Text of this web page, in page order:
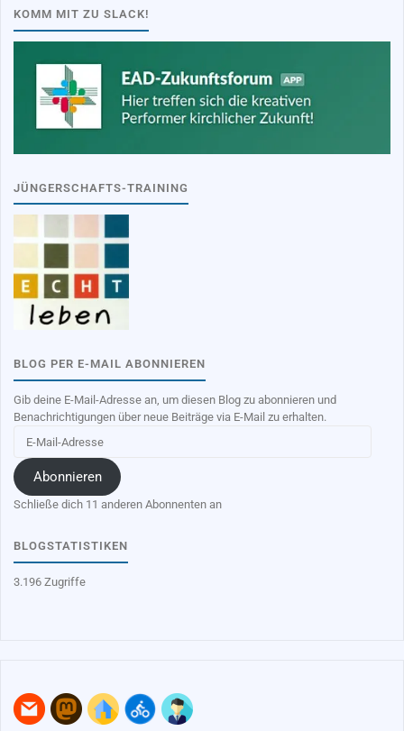
KOMM MIT ZU SLACK!
JÜNGERSCHAFTS-TRAINING
BLOG PER E-MAIL ABONNIEREN
Gib deine E-Mail-Adresse an, um diesen Blog zu abonnieren und
Benachrichtigungen über neue Beiträge via E-Mail zu erhalten.
Mail-
Adresse
Abonnieren
Schließe dich 11 anderen Abonnenten an
BLOGSTATISTIKEN
3.196 Zugriffe